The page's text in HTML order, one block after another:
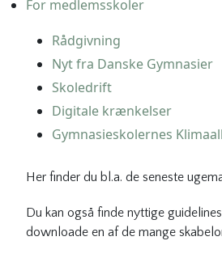
For medlemsskoler
Rådgivning
Nyt fra Danske Gymnasier
Skoledrift
Digitale krænkelser
Gymnasieskolernes
Her finder du bl.a. de seneste
Du kan også finde nyttige
downloade en af de mange